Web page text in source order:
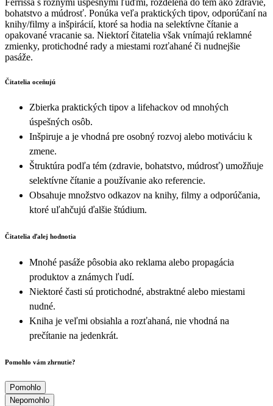
bohatstvo a múdrosť. Ponúka veľa praktických tipov, odporúčaní na
knihy/filmy a inšpirácií, ktoré sa hodia na selektívne čítanie a
opakované vracanie sa. Niektorí čitatelia však vnímajú reklamné
zmienky, protichodné rady a miestami rozťahané či nudnejšie
pasáže.
Čitatelia oceňujú
Zbierka praktických tipov a lifehackov od mnohých
úspešných osôb.
Inšpiruje a je vhodná pre osobný rozvoj alebo motiváciu k
zmene.
Štruktúra podľa tém (zdravie, bohatstvo, múdrosť) umožňuje
selektívne čítanie a používanie ako referencie.
Obsahuje množstvo odkazov na knihy, filmy a odporúčania,
ktoré uľahčujú ďalšie štúdium.
Čitatelia ďalej hodnotia
Mnohé pasáže pôsobia ako reklama alebo propagácia
produktov a známych ľudí.
Niektoré časti sú protichodné, abstraktné alebo miestami
nudné.
Kniha je veľmi obsiahla a rozťahaná, nie vhodná na
prečítanie na jedenkrát.
Pomohlo vám zhrnutie?
Pomohlo
Nepomohlo